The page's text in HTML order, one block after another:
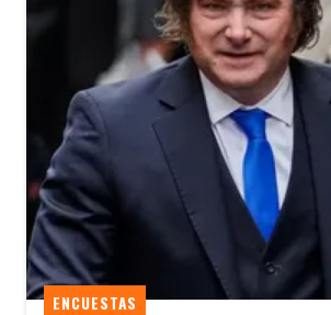
ENCUESTAS